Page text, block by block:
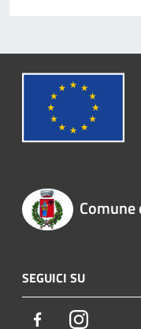
SEGUICI SU
FacebookInstagram